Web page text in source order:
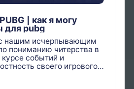
| как я могу
для pubg
нашим исчерпывающим
пониманию читерства в
курсе событий и
своего игрового